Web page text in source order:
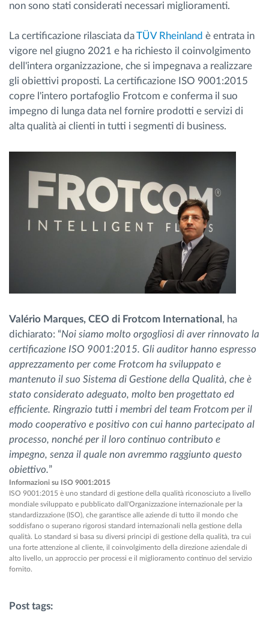
Come risolviamo tutte le attività della flotta
Scopri quanto risparmi
non sono stati considerati necessari miglioramenti.
La certificazione rilasciata daTÜV Rheinland è entrata in
vigore nel giugno 2021 e ha richiesto il coinvolgimento
dell'intera organizzazione, che si impegnava a realizzare
gli obiettivi proposti. La certificazione ISO 9001:2015
copre l'intero portafoglio Frotcom e conferma il suo
impegno di lunga data nel fornire prodotti e servizi di
alta qualità ai clienti in tutti i segmenti di business.
Valério Marques, CEO di Frotcom International , ha
dichiarato: “Noi siamo molto orgogliosi di aver rinnovato la
certificazione ISO 9001:2015. Gli auditor hanno espresso
apprezzamento per come Frotcom ha sviluppato e
mantenuto il suo Sistema di Gestione della Qualità, che è
stato considerato adeguato, molto ben progettato ed
efficiente. Ringrazio tutti i membri del team Frotcom per il
modo cooperativo e positivo con cui hanno partecipato al
processo, nonché per il loro continuo contributo e
impegno, senza il quale non avremmo raggiunto questo
obiettivo.”
Informazioni su ISO 9001:2015
ISO 9001:2015 è uno standard di gestione della qualità riconosciuto a livello
mondiale sviluppato e pubblicato dall'Organizzazione internazionale per la
standardizzazione (ISO), che garantisce alle aziende di tutto il mondo che
soddisfano o superano rigorosi standard internazionali nella gestione della
qualità. Lo standard si basa su diversi principi di gestione della qualità, tra cui
una forte attenzione al cliente, il coinvolgimento della direzione aziendale di
alto livello, un approccio per processi e il miglioramento continuo del servizio
fornito.
Post tags: